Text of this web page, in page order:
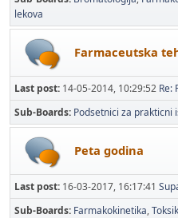
lekova
Farmaceutska
Last post: 14-05-2014, 10:29:52 Re:
Sub-Boards Podsetnici za prakticni
Peta godina
Last post: 16-03-2017, 16:17:41
Sub-Boards Farmakokinetika